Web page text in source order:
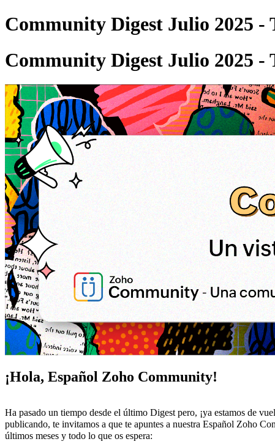
Community Digest Julio 2025 -
Community Digest Julio 2025 -
¡Hola, Español Zoho Community!
Ha pasado un tiempo desde el último Digest pero, ¡ya estamos de
publicando, te invitamos a que te apuntes a nuestra Español Zoho
últimos meses y todo lo que os espera: